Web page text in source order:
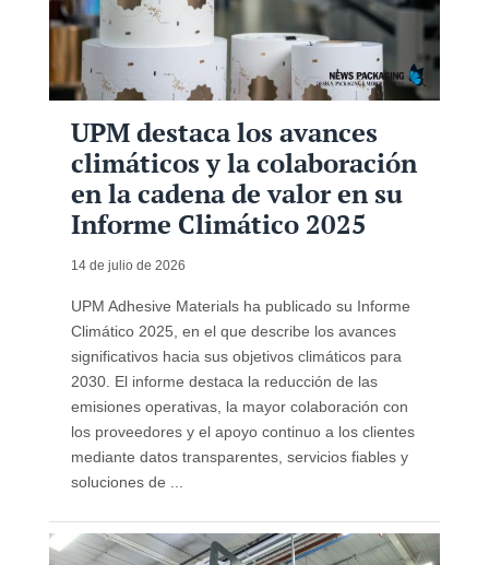
UPM destaca los avances
climáticos y la colaboración
en la cadena de valor en su
Informe Climático 2025
14 de julio de 2026
UPM Adhesive Materials ha publicado su Informe
Climático 2025, en el que describe los avances
significativos hacia sus objetivos climáticos para
2030. El informe destaca la reducción de las
emisiones operativas, la mayor colaboración con
los proveedores y el apoyo continuo a los clientes
mediante datos transparentes, servicios fiables y
soluciones de ...